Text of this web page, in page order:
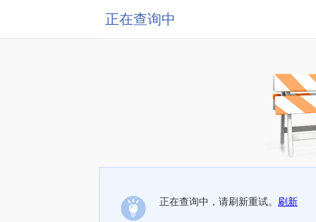
正在查询中
正在查询中，请刷新重试。 刷新